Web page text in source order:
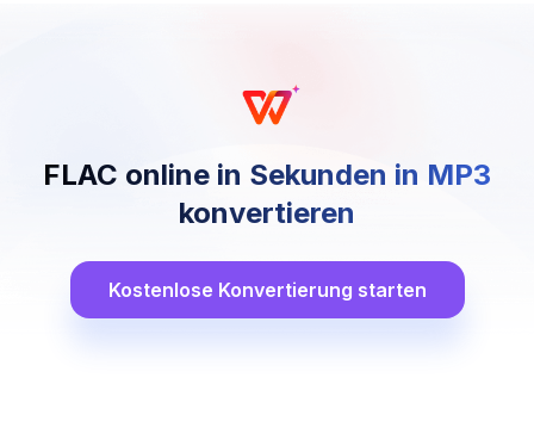
FLAC online in Sekunden in MP3
konvertieren
Kostenlose Konvertierung starten